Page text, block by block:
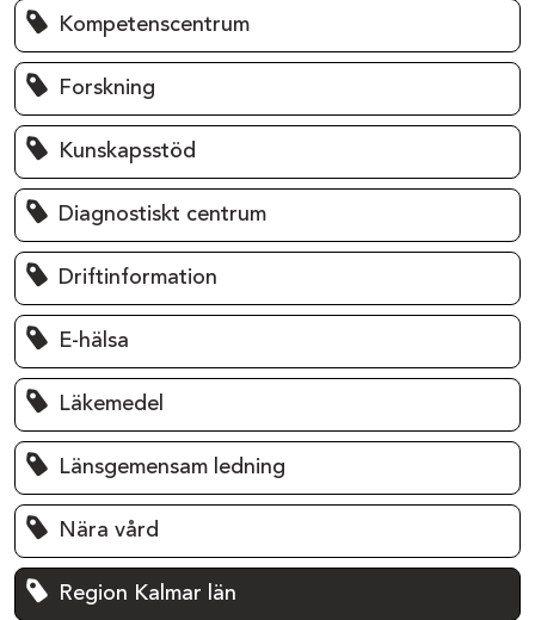
Kompetenscentrum
Forskning
Kunskapsstöd
Diagnostiskt centrum
Driftinformation
E-hälsa
Läkemedel
Länsgemensam ledning
Nära vård
Region Kalmar län